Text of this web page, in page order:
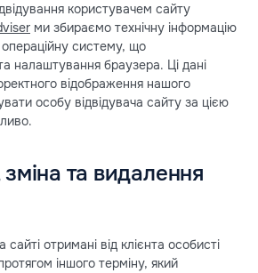
користувачем сайту
ми збираємо технічну інформацію
систему, що
налаштування браузера. Ці дані
відображення нашого
особу відвідувача сайту за цією
зміна та видалення
сайті отримані від клієнта особисті
іншого терміну, який